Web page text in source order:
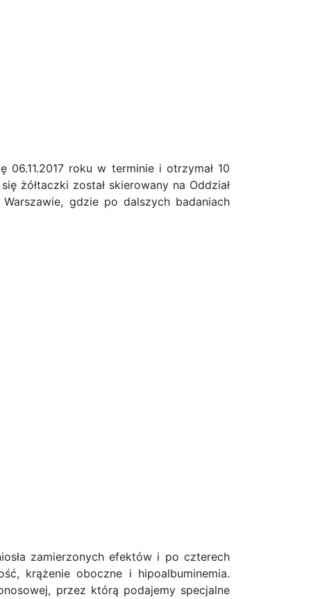
roku w terminie i otrzymał 10
żółtaczki został skierowany na Oddział
gdzie po dalszych badaniach
zamierzonych efektów i po czterech
krążenie oboczne i hipoalbuminemia.
przez którą podajemy specjalne